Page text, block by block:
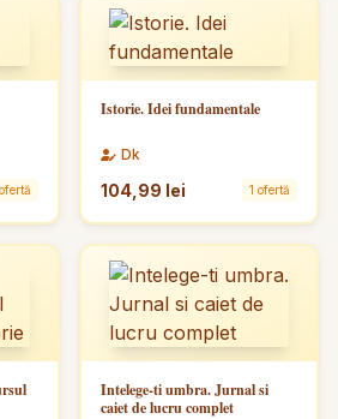
Istorie. Idei fundamentale
Dk
104,99 lei 1 ofertă
Intelege-ti umbra. Jurnal si
caiet de lucru complet